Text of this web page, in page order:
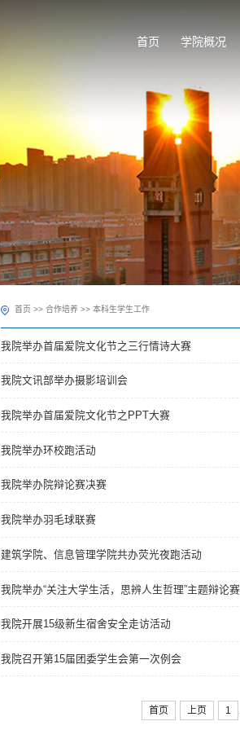
首页 学院概况
首页 >> 合作培养 >> 本科生学生工作
我院举办首届爱院文化节之三行情诗大赛
我院文讯部举办摄影培训会
我院举办首届爱院文化节之PPT大赛
我院举办环校跑活动
我院举办院辩论赛决赛
我院举办羽毛球联赛
建筑学院、信息管理学院共办荧光夜跑活动
我院举办“关注大学生活，思辨人生哲理”主题辩论赛
我院开展15级新生宿舍安全走访活动
我院召开第15届团委学生会第一次例会
首页 上页 1